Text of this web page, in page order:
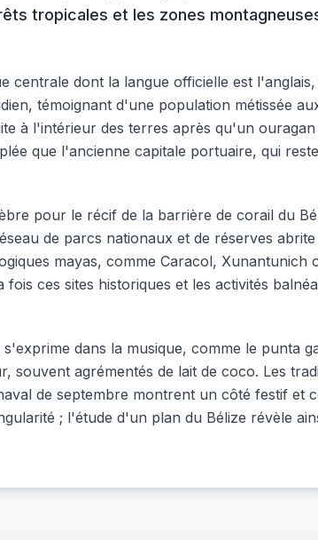
tropicales et les zones
centrale dont la langue officielle est l'anglais,
témoignant d'une population métissée
à l'intérieur des terres après qu'un
que l'ancienne capitale portuaire, qui
pour le récif de la barrière de corail du
de parcs nationaux et de réserves
mayas, comme Caracol, Xunantunich
ces sites historiques et les activités
dans la musique, comme le punta
agrémentés de lait de coco. Les
de septembre montrent un côté festif et
; l'étude d'un plan du Bélize révèle